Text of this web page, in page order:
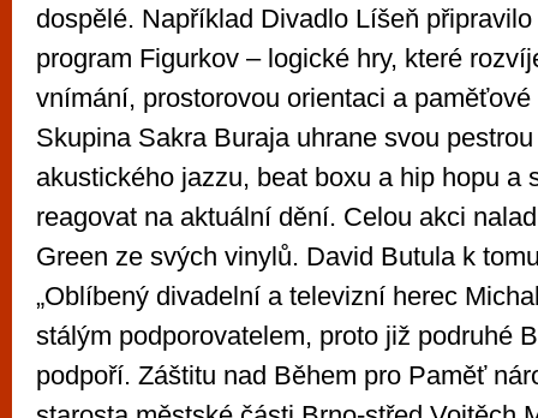
dospělé. Například Divadlo Líšeň
program Figurkov – logické hry, které
vnímání, prostorovou orientaci a
Skupina Sakra Buraja uhrane svou
akustického jazzu, beat boxu a hip hopu a
reagovat na aktuální dění. Celou akci
Green ze svých vinylů. David Butula k
„Oblíbený divadelní a televizní herec
stálým podporovatelem, proto již podruhé
podpoří. Záštitu nad Během pro Paměť